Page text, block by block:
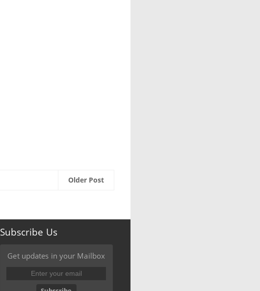
Older Post
Subscribe Us
Get updates in your Mailbox